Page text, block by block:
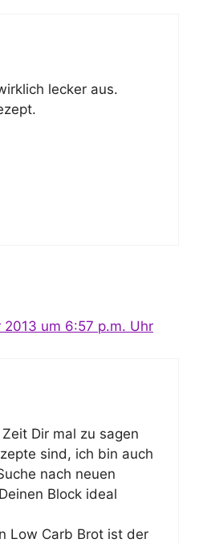
lecker aus.
2013 um 6:57 p.m. Uhr
Dir mal zu sagen
sind, ich bin auch
nach neuen
Block ideal
Low Carb Brot ist der